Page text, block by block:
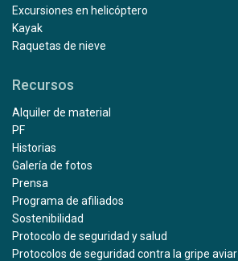
Excursiones en helicóptero
Kayak
Raquetas de nieve
Recursos
Alquiler de material
PF
Historias
Galería de fotos
Prensa
Programa de afiliados
Sostenibilidad
Protocolo de seguridad y salud
Protocolos de seguridad contra la gripe aviar